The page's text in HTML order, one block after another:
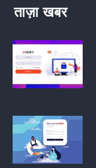
ताज़ा खबर